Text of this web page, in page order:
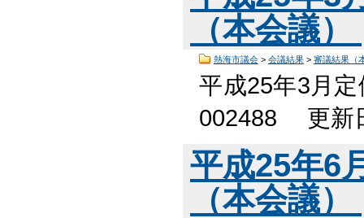
（本会議）
熱海市議会> 会議結果> 審議結果（
平成25年3月
002488 更新
平成25年6
（本会議）